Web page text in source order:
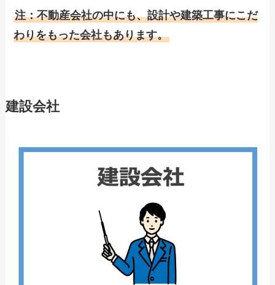
注：不動産会社の中にも、設計や建築工事にこだ
わりをもった会社もあります。
建設会社